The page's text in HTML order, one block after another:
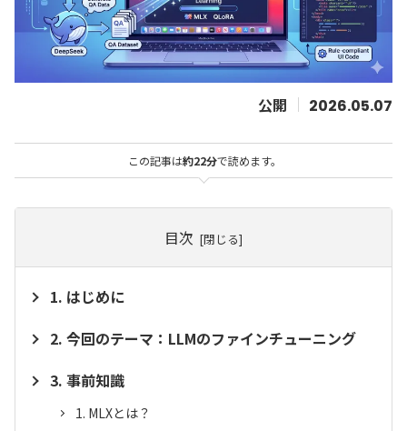
2026.05.07
この記事は約22分で読めます。
目次
はじめに
今回のテーマ：LLMのファインチューニング
事前知識
MLXとは？